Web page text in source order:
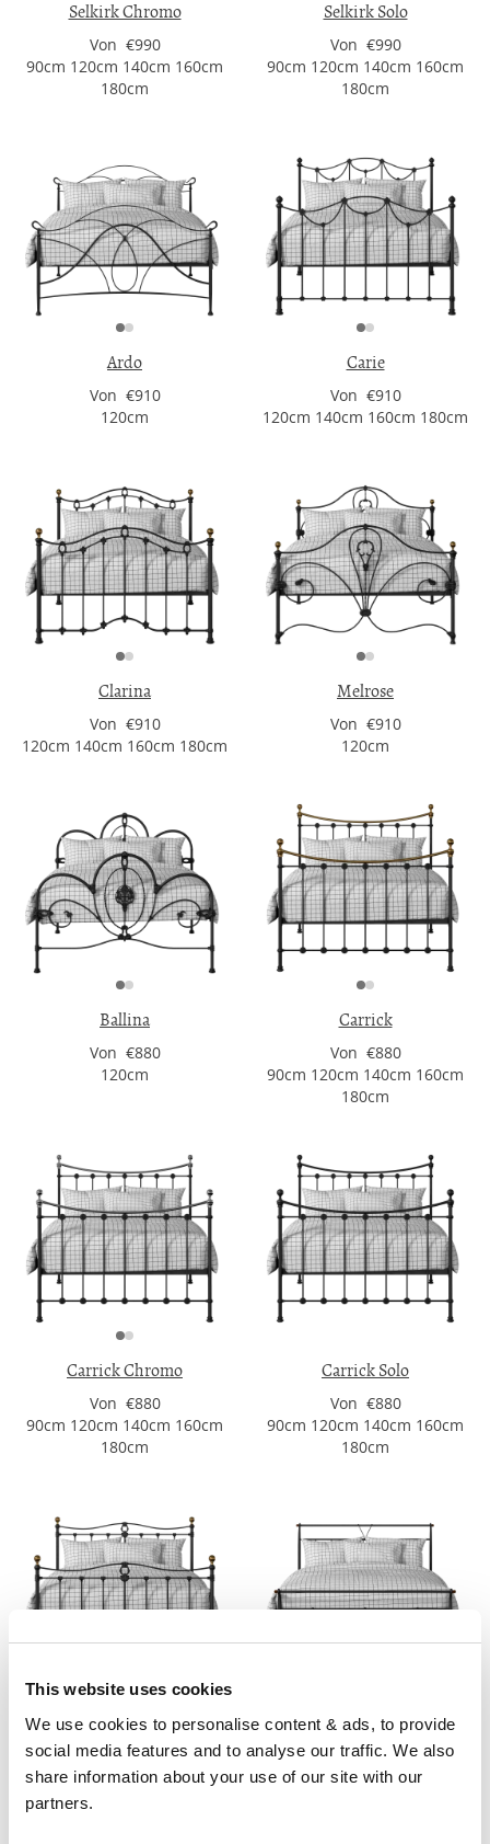
This website uses cookies
We use cookies to personalise content & ads, to provide
social media features and to analyse our traffic. We also
share information about your use of our site with our
partners.
Selkirk Chromo
Von €990
90cm 120cm 140cm 160cm
180cm
Selkirk Solo
Von €990
90cm 120cm 140cm 160cm
180cm
Ardo
Von €910
120cm
Carie
Von €910
120cm 140cm 160cm 180cm
Clarina
Von €910
120cm 140cm 160cm 180cm
Melrose
Von €910
120cm
Ballina
Von €880
120cm
Carrick
Von €880
90cm 120cm 140cm 160cm
180cm
Carrick Chromo
Von €880
90cm 120cm 140cm 160cm
180cm
Carrick Solo
Von €880
90cm 120cm 140cm 160cm
180cm
Tulsk
Von €880
90cm 120cm 140cm 160cm
Pellini
Von €820
90cm 120cm 140cm 160cm